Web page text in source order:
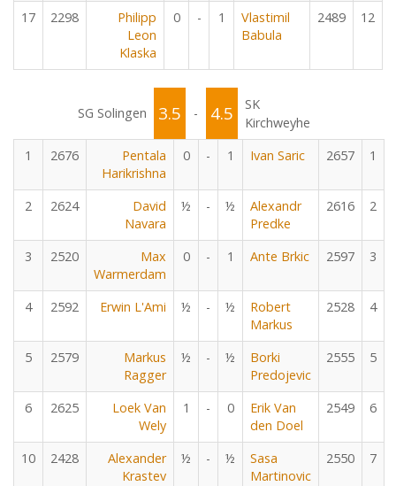
17 2298
Philipp
Leon
Klaska
0 - 1
Vlastimil
Babula
2489 12
SG Solingen 3.5 - 4.5
SK
Kirchweyhe
1
2676
Pentala
Harikrishna
0 - 1 Ivan Saric 2657 1
2 2624
David
Navara
½ - ½
Alexandr
Predke
2616 2
3 2520
Max
Warmerdam
0 - 1 Ante Brkic 2597 3
4 2592 Erwin L'Ami ½ - ½
Robert
Markus
2528 4
5 2579
Markus
Ragger
½ - ½
Borki
Predojevic
2555 5
6 2625
Loek Van
Wely
1 - 0
Erik Van
den Doel
2549 6
10 2428
Alexander
Krastev
½ - ½
Sasa
Martinovic
2550 7